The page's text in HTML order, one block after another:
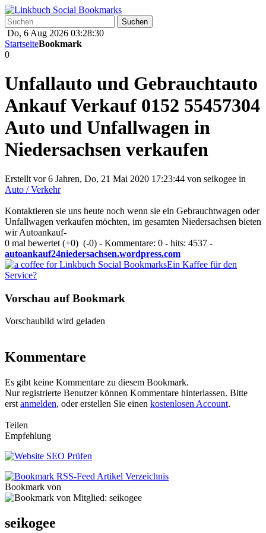
Do, 6 Aug 2026 03:28:30
StartseiteBookmark
0
Unfallauto und Gebrauchtauto
Ankauf Verkauf 0152 55457304
Auto und Unfallwagen in
Niedersachsen verkaufen
Erstellt vor 6 Jahren, Do, 21 Mai 2020 17:23:44 von seikogee in
Auto / Verkehr
Kontaktieren sie uns heute noch wenn sie ein Gebrauchtwagen oder
Unfallwagen verkaufen möchten, im gesamten Niedersachsen bieten
wir Autoankauf-
0 mal bewertet (+0) (-0) - Kommentare: 0 - hits: 4537 -
autoankauf24niedersachsen.wordpress.com
Ein Kaffee für den
Service?
Vorschau auf Bookmark
Vorschaubild wird geladen
Kommentare
Es gibt keine Kommentare zu diesem Bookmark.
Nur registrierte Benutzer können Kommentare hinterlassen. Bitte
erst anmelden, oder erstellen Sie einen kostenlosen Account.
Teilen
Empfehlung
Bookmark von
seikogee